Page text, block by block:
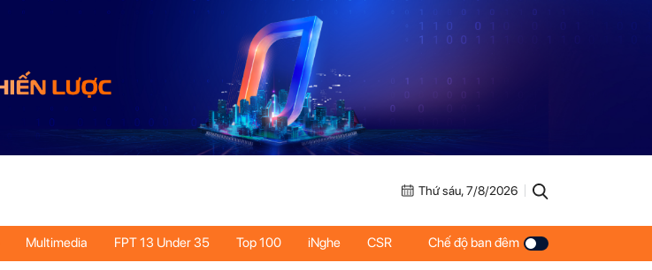
Thứ sáu, 7/8/2026
Multimedia FPT 13 Under 35 Top 100 iNghe CSR Chế độ ban đêm